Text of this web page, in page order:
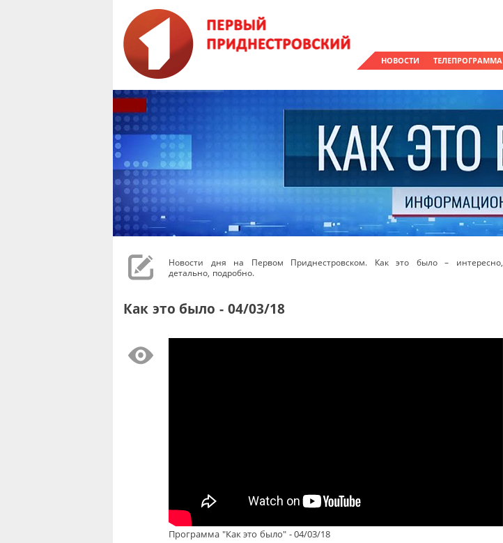
НОВОСТИ ТЕЛЕПРОГРАММА
Новости дня на Первом Приднестровском. Как это было – интересно,
детально, подробно.
Как это было - 04/03/18
Программа "Как это было" - 04/03/18